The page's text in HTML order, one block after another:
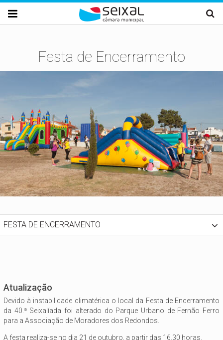
Passar para o conteúdo principal

Festa de Encerramento
FESTA DE ENCERRAMENTO
Atualização
Devido à instabilidade climatérica o local da Festa de Encerramento
da 40.ª Seixalíada foi alterado do Parque Urbano de Fernão Ferro
para a Associação de Moradores dos Redondos.
A festa realiza-se no dia 21 de outubro, a partir das 16.30 horas.